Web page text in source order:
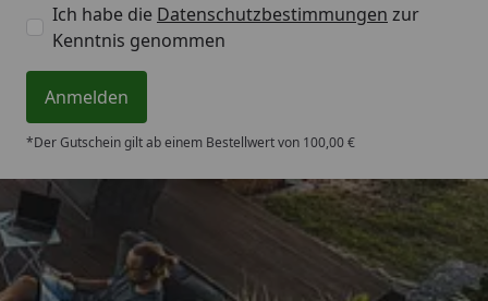
Ich habe die Datenschutzbestimmungen zur
Kenntnis genommen
Anmelden
*Der Gutschein gilt ab einem Bestellwert von 100,00 €
Trusted Shops